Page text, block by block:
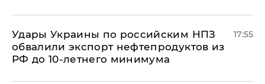
Удары Украины по российским НПЗ
обвалили экспорт нефтепродуктов из
РФ до 10-летнего минимума
17:55